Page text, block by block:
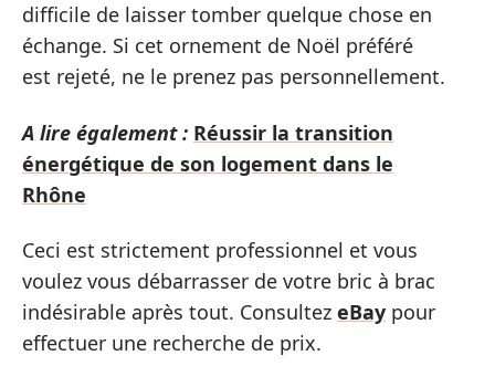
difficile de laisser tomber quelque chose en
échange. Si cet ornement de Noël préféré
est rejeté, ne le prenez pas personnellement.
A lire également : Réussir la transition
énergétique de son logement dans le
Rhône
Ceci est strictement professionnel et vous
voulez vous débarrasser de votre bric à brac
indésirable après tout. Consultez eBay pour
effectuer une recherche de prix.